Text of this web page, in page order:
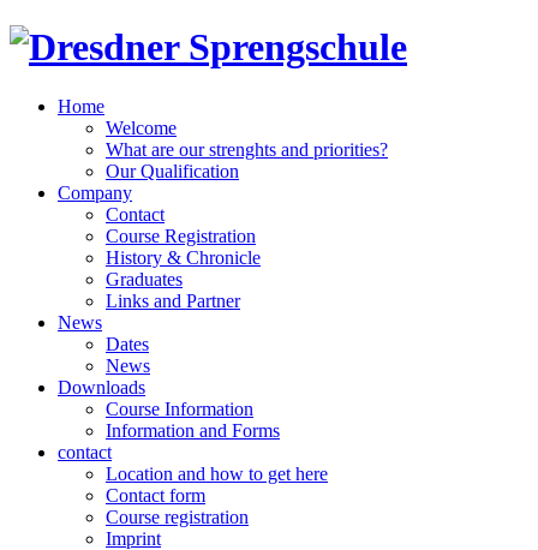
Home
Welcome
What are our strenghts and priorities?
Our Qualification
Company
Contact
Course Registration
History & Chronicle
Graduates
Links and Partner
News
Dates
News
Downloads
Course Information
Information and Forms
contact
Location and how to get here
Contact form
Course registration
Imprint